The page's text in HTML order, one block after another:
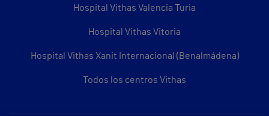
Hospital Vithas Valencia Turia
Hospital Vithas Vitoria
Hospital Vithas Xanit Internacional (Benalmádena)
Todos los centros Vithas